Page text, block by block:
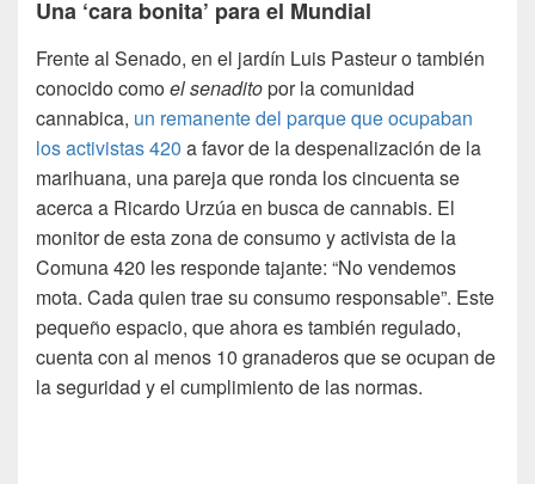
Una ‘cara bonita’ para el Mundial
Frente al Senado, en el jardín Luis Pasteur o también
conocido comoel senaditopor la comunidad
cannabica, un remanente del parque que ocupaban
los activistas 420 a favor de la despenalización de la
marihuana, una pareja que ronda los cincuenta se
acerca a Ricardo Urzúa en busca de cannabis. El
monitor de esta zona de consumo y activista de la
Comuna 420 les responde tajante: “No vendemos
mota. Cada quien trae su consumo responsable”. Este
pequeño espacio, que ahora es también regulado,
cuenta con al menos 10 granaderos que se ocupan de
la seguridad y el cumplimiento de las normas.